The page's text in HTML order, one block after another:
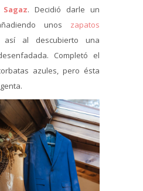
Sagaz. Decidió darle un
unos zapatos
así al descubierto una
Completó el
azules, pero ésta